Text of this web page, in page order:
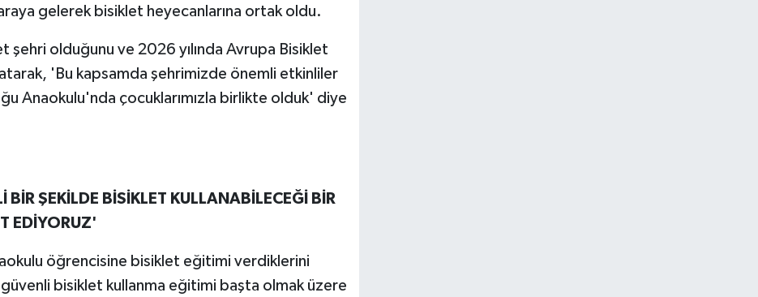
gelerek bisiklet heyecanlarına ortak oldu.
şehri olduğunu ve 2026 yılında Avrupa Bisiklet
'Bu kapsamda şehrimizde önemli etkinliler
Anaokulu'nda çocuklarımızla birlikte olduk' diye
ŞEKİLDE BİSİKLET KULLANABİLECEĞİ BİR
EDİYORUZ'
öğrencisine bisiklet eğitimi verdiklerini
bisiklet kullanma eğitimi başta olmak üzere